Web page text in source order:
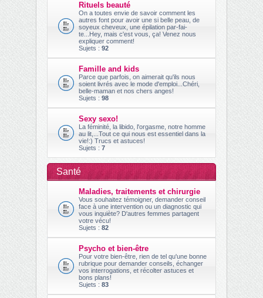
Rituels beauté
On a toutes envie de savoir comment les
autres font pour avoir une si belle peau, de
soyeux cheveux, une épilation par-fai-
te...Hey, mais c'est vous, ça! Venez nous
expliquer comment!
Sujets : 92
Famille and kids
Parce que parfois, on aimerait qu'ils nous
soient livrés avec le mode d'emploi...Chéri,
belle-maman et nos chers anges!
Sujets : 98
Sexy sexo!
La féminité, la libido, l'orgasme, notre homme
au lit,...Tout ce qui nous est essentiel dans la
vie!:) Trucs et astuces!
Sujets : 7
Santé
Maladies, traitements et chirurgie
Vous souhaitez témoigner, demander conseil
face à une intervention ou un diagnostic qui
vous inquiète? D'autres femmes partagent
votre vécu!
Sujets : 82
Psycho et bien-être
Pour votre bien-être, rien de tel qu'une bonne
rubrique pour demander conseils, échanger
vos interrogations, et récolter astuces et
bons plans!
Sujets : 83